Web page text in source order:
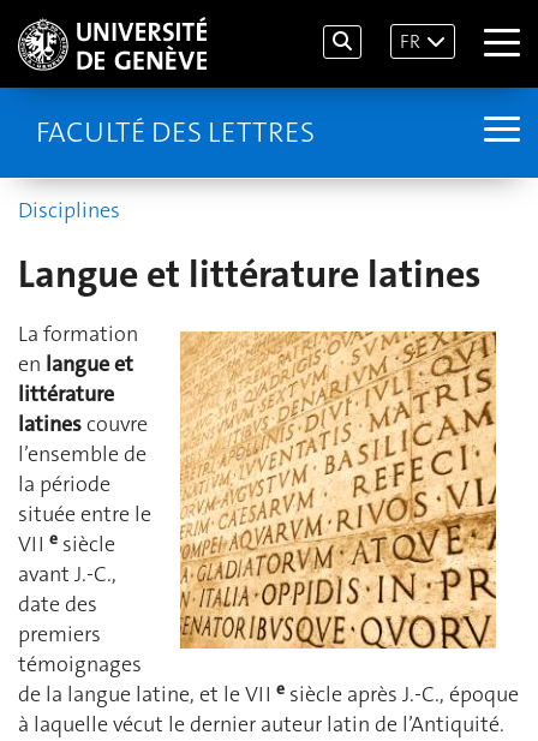
FR
FACULTÉ DES LETTRES
Disciplines
Langue et littérature latines
La formation
en langue et
littérature
latinescouvre
l’ensemble de
la période
située entre le
VII e siècle
avant J.-C.,
date des
premiers
témoignages
de la langue latine, et le VII e siècle après J.-C., époque
à laquelle vécut le dernier auteur latin de l’Antiquité.